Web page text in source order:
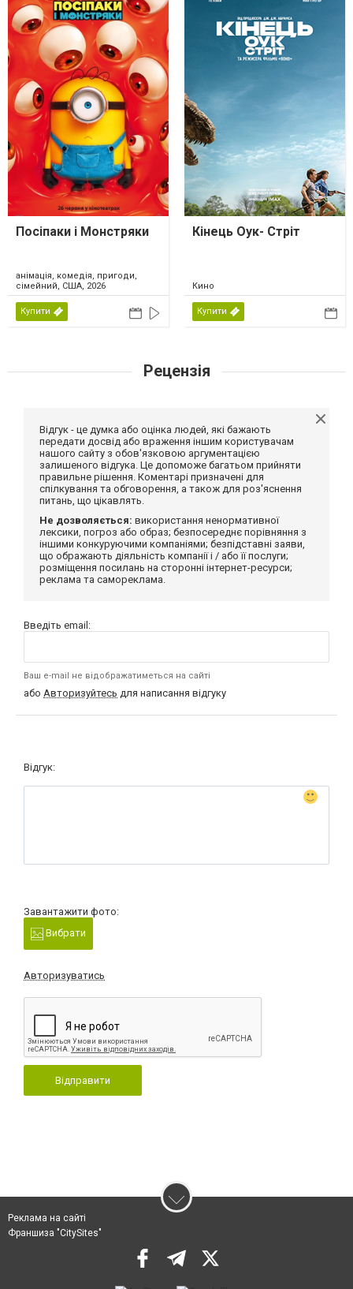
Посіпаки і Монстряки
анімація, комедія, пригоди,
сімейний, США, 2026
Купити
Кінець Оук- Стріт
Кино
Купити
Рецензія
Відгук - це думка або оцінка людей, які бажають
передати досвід або враження іншим користувачам
нашого сайту з обов'язковою аргументацією
залишеного відгука. Це допоможе багатьом прийняти
правильне рішення. Коментарі призначені для
спілкування та обговорення, а також для роз'яснення
питань, що цікавлять.
Не дозволяється: використання ненормативної
лексики, погроз або образ; безпосереднє порівняння з
іншими конкуруючими компаніями; безпідставні заяви,
що ображають діяльність компанії і / або її послуги;
розміщення посилань на сторонні інтернет-ресурси;
реклама та самореклама.
Введіть email:
Ваш e-mail не відображатиметься на сайті
або Авторизуйтесь для написання відгуку
Відгук:
Завантажити фото:
Вибрати
Авторизуватись
Відправити
Реклама на сайті
Франшиза "CitySites"